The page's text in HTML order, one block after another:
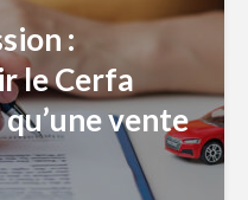
:
le Cerfa
vente